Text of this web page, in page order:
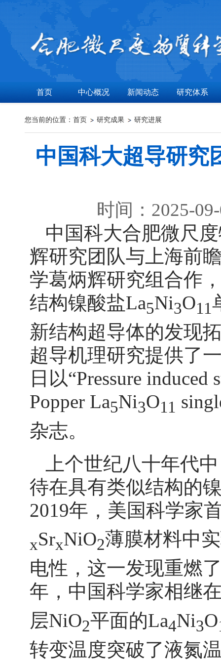
首页 中心概况 新闻动态 研究体系
您当前的位置： 首页 研究成果 研究进展
中国科大超导研究
时间：2025-
中国科大合肥微尺
辉研究团队与上海前
学葛炳辉研究组合作
结构镍酸盐La5Ni3O11
新结构超导体的发现
超导机理研究提供了
日以“Pressure
Popper La5Ni3O11
杂志。
上个世纪八十年代
待在具有类似结构的
2019年，美国科学家
xSrxNiO2薄膜材料中
电性，这一发现重燃
年，中国科学家相继
层NiO2平面的La4Ni3O
转变温度突破了液氮